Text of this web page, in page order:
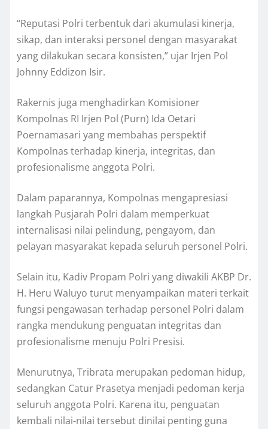
“Reputasi Polri terbentuk dari akumulasi kinerja,
sikap, dan interaksi personel dengan masyarakat
yang dilakukan secara konsisten,” ujar Irjen Pol
Johnny Eddizon Isir.
Rakernis juga menghadirkan Komisioner
Kompolnas RI Irjen Pol (Purn) Ida Oetari
Poernamasari yang membahas perspektif
Kompolnas terhadap kinerja, integritas, dan
profesionalisme anggota Polri.
Dalam paparannya, Kompolnas mengapresiasi
langkah Pusjarah Polri dalam memperkuat
internalisasi nilai pelindung, pengayom, dan
pelayan masyarakat kepada seluruh personel Polri.
Selain itu, Kadiv Propam Polri yang diwakili AKBP Dr.
H. Heru Waluyo turut menyampaikan materi terkait
fungsi pengawasan terhadap personel Polri dalam
rangka mendukung penguatan integritas dan
profesionalisme menuju Polri Presisi.
Menurutnya, Tribrata merupakan pedoman hidup,
sedangkan Catur Prasetya menjadi pedoman kerja
seluruh anggota Polri. Karena itu, penguatan
kembali nilai-nilai tersebut dinilai penting guna